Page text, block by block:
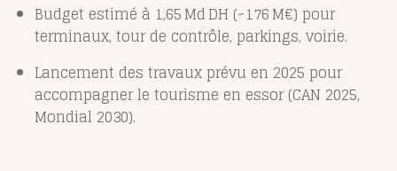
Budget estimé à 1,65 Md DH (~176 M€) pour
terminaux, tour de contrôle, parkings, voirie.
Lancement des travaux prévu en 2025 pour
accompagner le tourisme en essor (CAN 2025,
Mondial 2030).